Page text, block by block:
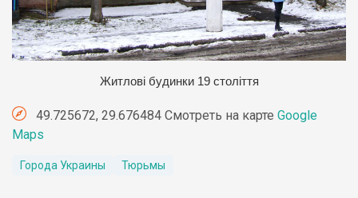
Житлові будинки 19 століття
49.725672, 29.676484 Смотреть на карте Google
Maps
Города Украины Тюрьмы